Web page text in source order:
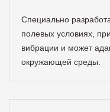
Специально
полевых условиях,
вибрации и может
окружающей среды.